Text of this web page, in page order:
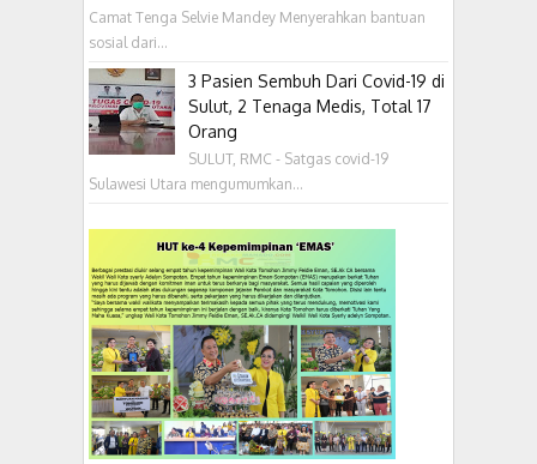
Camat Tenga Selvie Mandey Menyerahkan bantuan
sosial dari...
3 Pasien Sembuh Dari Covid-19 di
Sulut, 2 Tenaga Medis, Total 17
Orang
SULUT, RMC - Satgas covid-19
Sulawesi Utara mengumumkan...